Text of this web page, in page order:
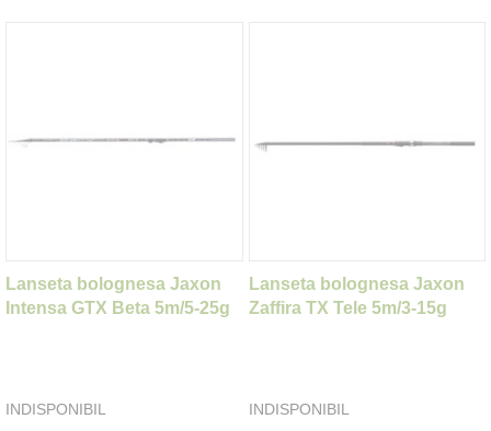
Lanseta bolognesa Jaxon
Intensa GTX Beta 5m/5-25g
INDISPONIBIL
Lanseta bolognesa Jaxon
Zaffira TX Tele 5m/3-15g
INDISPONIBIL